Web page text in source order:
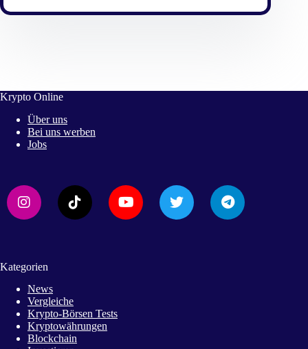
Krypto Online
Über uns
Bei uns werben
Jobs
Kategorien
News
Vergleiche
Krypto-Börsen Tests
Kryptowährungen
Blockchain